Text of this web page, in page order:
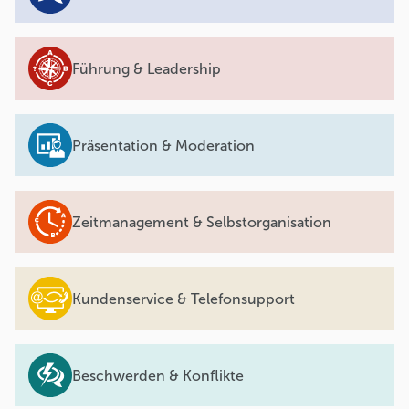
Führung & Leadership
Präsentation & Moderation
Zeitmanagement & Selbstorganisation
Kundenservice & Telefonsupport
Beschwerden & Konflikte